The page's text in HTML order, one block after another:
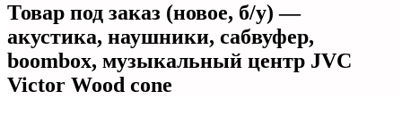
Товар под заказ (новое, б/у) —
акустика, наушники, сабвуфер,
boombox, музыкальный центр JVC
Victor Wood cone